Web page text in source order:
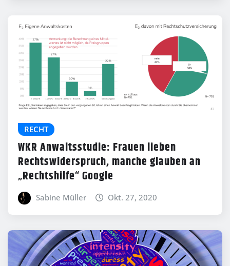
RECHT
WKR Anwaltsstudie: Frauen lieben
Rechtswiderspruch, manche glauben an
„Rechtshilfe“ Google
Sabine Müller Okt. 27, 2020